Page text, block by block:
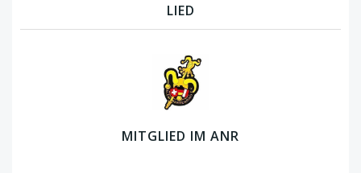
LIED
MITGLIED IM ANR